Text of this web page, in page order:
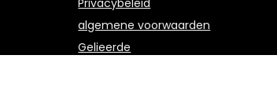
Privacybeleid
algemene voorwaarden
Gelieerde